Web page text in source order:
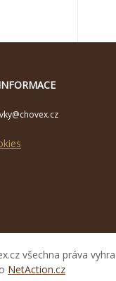
všechna práva
NetAction.cz